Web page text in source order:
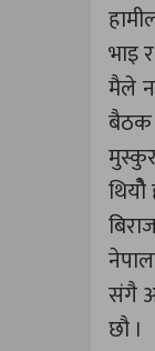
भाइ
मैले
बैठक
संगै
छौ ।